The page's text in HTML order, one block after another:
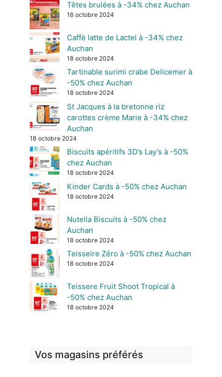
Têtes brulées à -34% chez Auchan
18 octobre 2024
Caffè latte de Lactel à -34% chez
Auchan
18 octobre 2024
Tartinable surimi crabe Delicemer à
-50% chez Auchan
18 octobre 2024
St Jacques à la bretonne riz
carottes crème Marie à -34% chez
Auchan
18 octobre 2024
Biscuits apéritifs 3D’s Lay’s à -50%
chez Auchan
18 octobre 2024
Kinder Cards à -50% chez Auchan
18 octobre 2024
Nutella Biscuits à -50% chez
Auchan
18 octobre 2024
Teisseire Zéro à -50% chez Auchan
18 octobre 2024
Teissere Fruit Shoot Tropical à
-50% chez Auchan
18 octobre 2024
Vos magasins préférés